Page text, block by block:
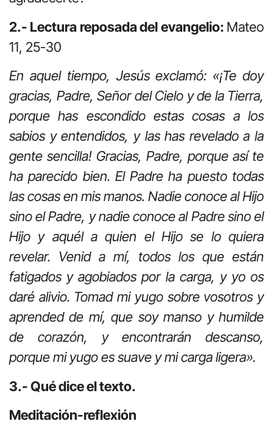
2.- Lectura reposada del evangelio: Mateo
11, 25-30
En aquel tiempo, Jesús exclamó: «¡Te doy
gracias, Padre, Señor del Cielo y de la Tierra,
porque has escondido estas cosas a los
sabios y entendidos, y las has revelado a la
gente sencilla! Gracias, Padre, porque así te
ha parecido bien. El Padre ha puesto todas
las cosas en mis manos. Nadie conoce al Hijo
sino el Padre, y nadie conoce al Padre sino el
Hijo y aquél a quien el Hijo se lo quiera
revelar. Venid a mí, todos los que están
fatigados y agobiados por la carga, y yo os
daré alivio. Tomad mi yugo sobre vosotros y
aprended de mí, que soy manso y humilde
de corazón, y encontrarán descanso,
porque mi yugo es suave y mi carga ligera».
3.- Qué dice el texto.
Meditación-reflexión